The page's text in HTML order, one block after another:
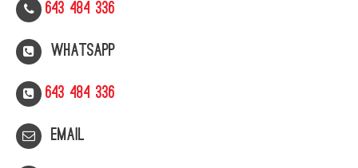
643 484 336
WhatsApp
643 484 336
Email